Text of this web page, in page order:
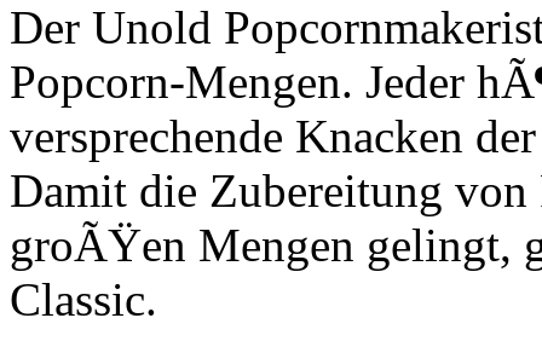
Der Unold
Popcorn-Mengen. Jeder
versprechende Knacken
Damit die Zubereitung von
groÃŸen Mengen gelingt,
Classic.